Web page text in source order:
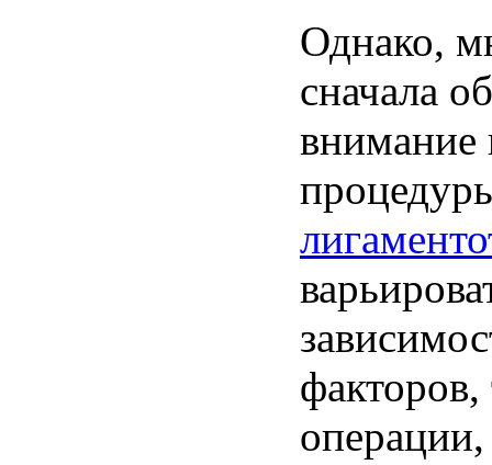
Однако,
сначала
внимание
факторов,